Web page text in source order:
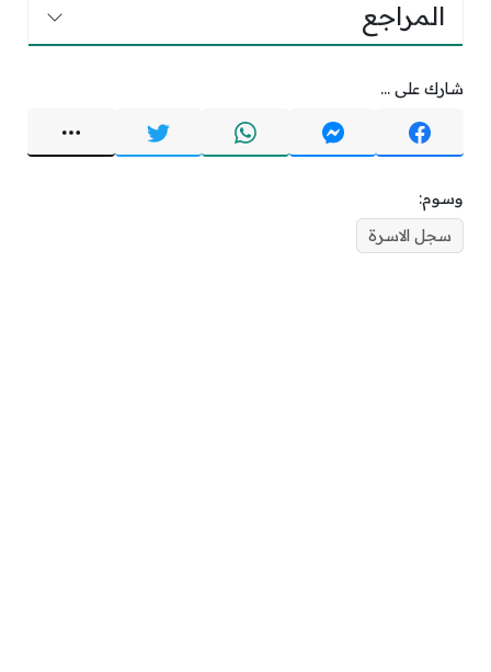
المراجع
شارك على ...
وسوم:
سجل الاسرة